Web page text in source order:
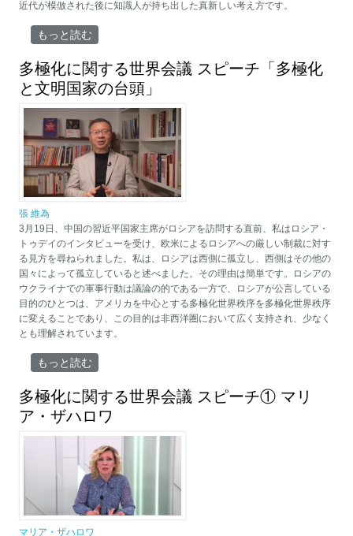
近代が模倣された後に知識人が持ち出した真新しい考え方です。
マルチモダンと中国的近代化 について
もっと読む
多極化に関する世界会議 スピーチ「多極化
と文明国家の台頭」
張 維為
3月19日、中国の習近平国家主席がロシアを訪問する直前、私はロシア・
トゥデイのインタビューを受け、欧米によるロシアへの厳しい制裁に対す
る見方を尋ねられました。私は、ロシアは西側に孤立し、西側はその他の
国々によって孤立していると述べました。その理由は簡単です。ロシアの
ウクライナでの軍事行動は議論の的である一方で、ロシアが公言している
目的のひとつは、アメリカを中心とする多極化世界秩序を多極化世界秩序
に変えることであり、この目的は非西洋圏において広く支持され、少なく
とも理解されています。
多極化に関する世界会議 スピーチ「多極化と文明国家の台頭」
もっと読む
多極化に関する世界会議 スピーチ① マリ
ア・ザハロワ
マリア・ザハロワ